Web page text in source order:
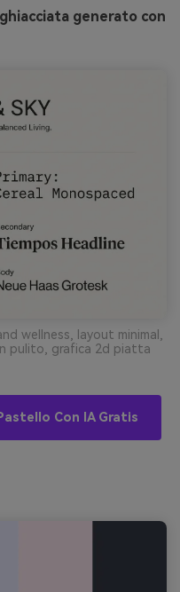
generato con
wellness, layout minimal,
pulito, grafica 2d piatta
Con IA Gratis